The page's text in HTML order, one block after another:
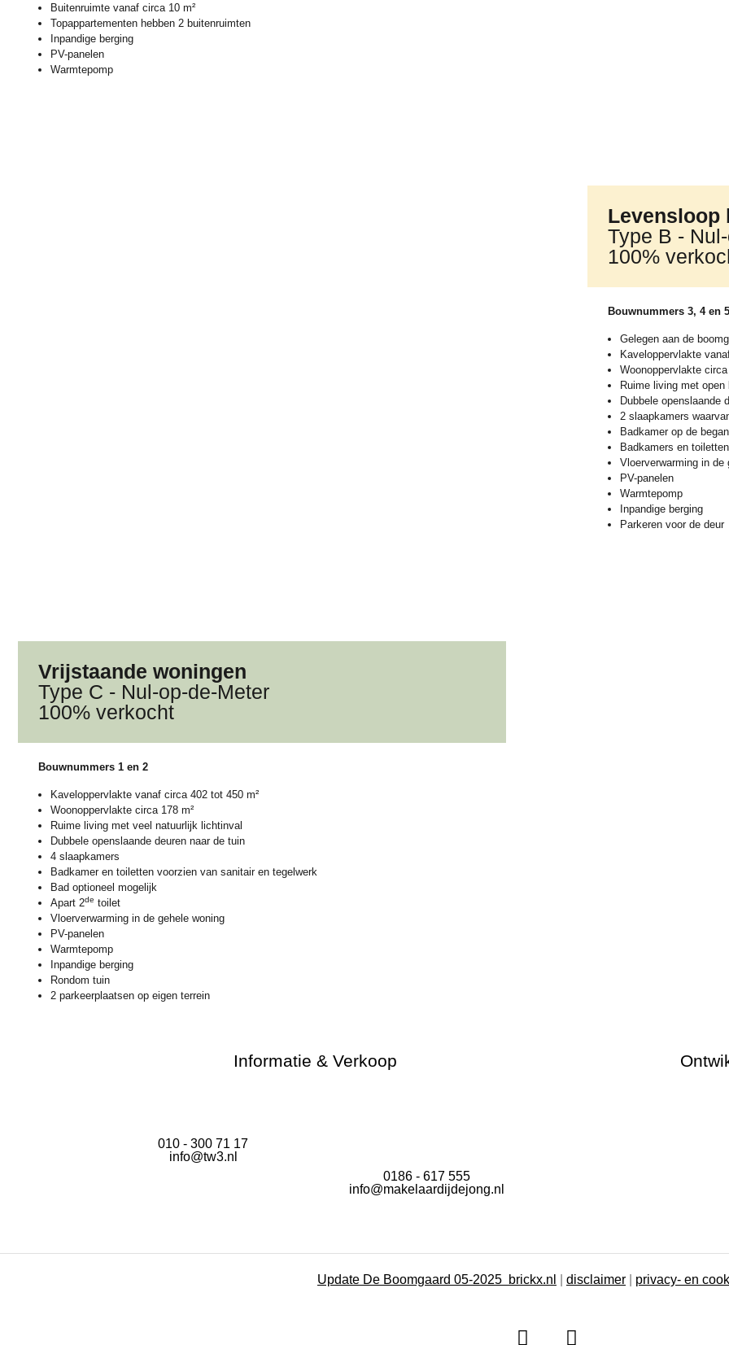
Buitenruimte vanaf circa 10 m²
Topappartementen hebben 2 buitenruimten
Inpandige berging
PV-panelen
Warmtepomp
Levensloop
Type B -
100%
Bouwnummers 3, 4 en 5
Gelegen aan de
Kaveloppervlakte
Woonoppervlakte circa
Ruime living met open
Dubbele openslaande
2 slaapkamers
Badkamer op de
Badkamers en
Vloerverwarming in de
PV-panelen
Warmtepomp
Inpandige berging
Parkeren voor de deur
Vrijstaande woningen
Type C - Nul-op-de-Meter
100% verkocht
Bouwnummers 1 en 2
Kaveloppervlakte vanaf circa 402 tot 450 m²
Woonoppervlakte circa 178 m²
Ruime living met veel natuurlijk lichtinval
Dubbele openslaande deuren naar de tuin
4 slaapkamers
Badkamer en toiletten voorzien van sanitair en tegelwerk
Bad optioneel mogelijk
Apart 2de toilet
Vloerverwarming in de gehele woning
PV-panelen
Warmtepomp
Inpandige berging
Rondom tuin
2 parkeerplaatsen op eigen terrein
Informatie & Verkoop
010 - 300 71 17
info@tw3.nl
0186 - 617 555
info@makelaardijdejong.nl
Update De Boomgaard 05-2025 brickx.nl disclaimer privacy- en